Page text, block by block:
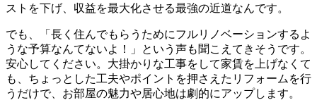
ストを下げ、収益を最大化させる最強の近道なんです。
でも、「長く住んでもらうためにフルリノベーションするよ
うな予算なんてないよ！」という声も聞こえてきそうです。
安心してください。大掛かりな工事をして家賃を上げなくて
も、ちょっとした工夫やポイントを押さえたリフォームを行
うだけで、お部屋の魅力や居心地は劇的にアップします。